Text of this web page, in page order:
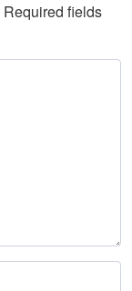
Required fields